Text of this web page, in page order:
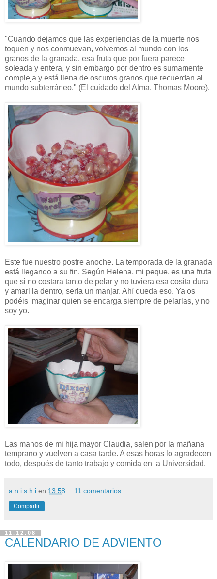
"Cuando dejamos que las experiencias de la muerte nos
toquen y nos conmuevan, volvemos al mundo con los
granos de la granada, esa fruta que por fuera parece
soleada y entera, y sin embargo por dentro es sumamente
compleja y está llena de oscuros granos que recuerdan al
mundo subterráneo." (El cuidado del Alma. Thomas Moore).
Este fue nuestro postre anoche. La temporada de la granada
está llegando a su fin. Según Helena, mi peque, es una fruta
que si no costara tanto de pelar y no tuviera esa cosita dura
y amarilla dentro, sería un manjar. Ahí queda eso. Ya os
podéis imaginar quien se encarga siempre de pelarlas, y no
soy yo.
Las manos de mi hija mayor Claudia, salen por la mañana
temprano y vuelven a casa tarde. A esas horas lo agradecen
todo, después de tanto trabajo y comida en la Universidad.
a n i s h i en 13:58 11 comentarios:
Compartir
11.12.08
CALENDARIO DE ADVIENTO